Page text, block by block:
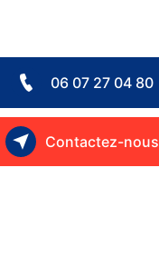
06 07 27 04 80
Contactez-nous